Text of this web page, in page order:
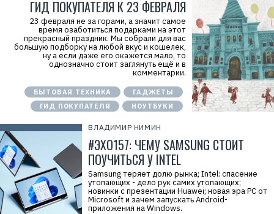
ГИД ПОКУПАТЕЛЯ К 23 ФЕВРАЛЯ
23 февраля не за горами, а значит самое
время озаботиться подарками на этот
прекрасный праздник. Мы собрали для вас
большую подборку на любой вкус и кошелек,
ну а если даже его окажется мало, то
однозначно стоит заглянуть ещё и в
комментарии.
БЫТОВАЯ ТЕХНИКА
ГАДЖЕТЫ
ГИД ПОКУПАТЕЛЯ
НОУТБУКИ
ВЛАДИМИР НИМИН
#ЭХО157: ЧЕМУ SAMSUNG СТОИТ
ПОУЧИТЬСЯ У INTEL
Samsung теряет долю рынка; Intel: спасение
утопающих - дело рук самих утопающих;
новинки с презентации Huawei; новая эра PC от
Microsoft и зачем запускать Android-
приложения на Windows.